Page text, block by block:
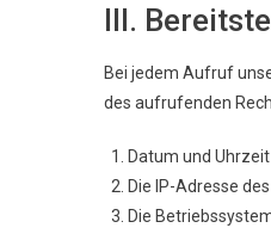
III.
Bei jedem Aufruf
des aufrufenden
Datum und
Die IP-Adresse
Die